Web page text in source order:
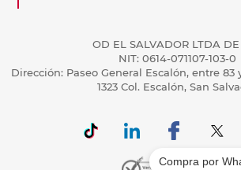
OD EL SALVADOR LTDA DE
NIT: 0614-071107-103-0
Dirección: Paseo General Escalón, entre 83
1323 Col. Escalón, San
Compra por